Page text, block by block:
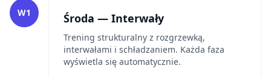
W1 Środa — Interwały
Trening strukturalny z rozgrzewką,
interwałami i schładzaniem. Każda faza
wyświetla się automatycznie.